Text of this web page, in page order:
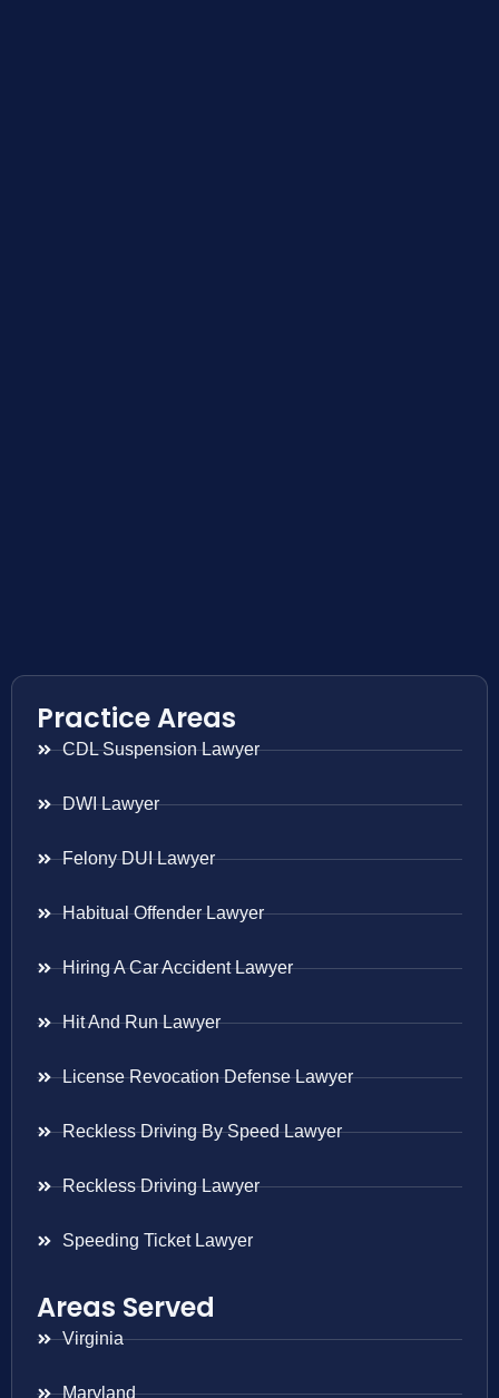
Practice Areas
CDL Suspension Lawyer
DWI Lawyer
Felony DUI Lawyer
Habitual Offender Lawyer
Hiring A Car Accident Lawyer
Hit And Run Lawyer
License Revocation Defense Lawyer
Reckless Driving By Speed Lawyer
Reckless Driving Lawyer
Speeding Ticket Lawyer
Areas Served
Virginia
Maryland